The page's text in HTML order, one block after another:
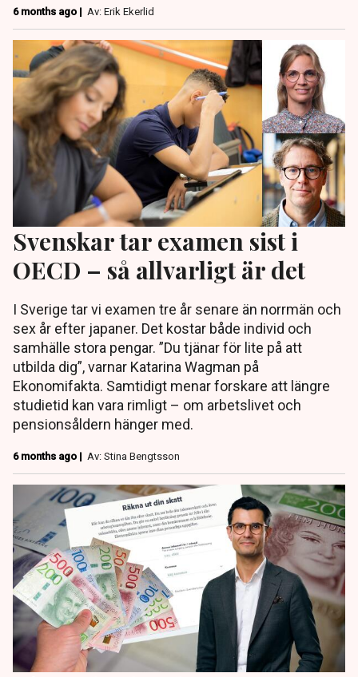
6 months ago | Av: Erik Ekerlid
Svenskar tar examen sist i
OECD – så allvarligt är det
I Sverige tar vi examen tre år senare än norrmän och
sex år efter japaner. Det kostar både individ och
samhälle stora pengar. ”Du tjänar för lite på att
utbilda dig”, varnar Katarina Wagman på
Ekonomifakta. Samtidigt menar forskare att längre
studietid kan vara rimligt – om arbetslivet och
pensionsåldern hänger med.
6 months ago | Av: Stina Bengtsson